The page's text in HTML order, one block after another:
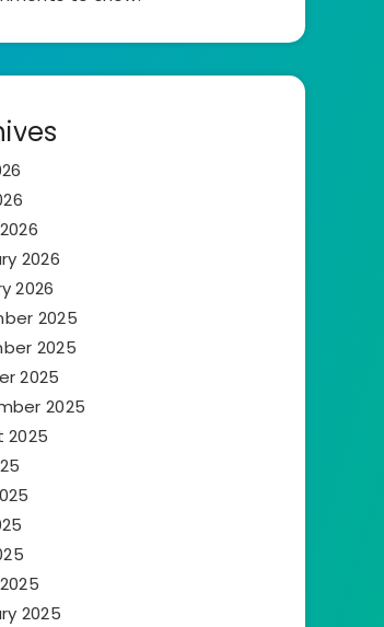
2026
2026
2025
2025
2025
2025
2025
2025